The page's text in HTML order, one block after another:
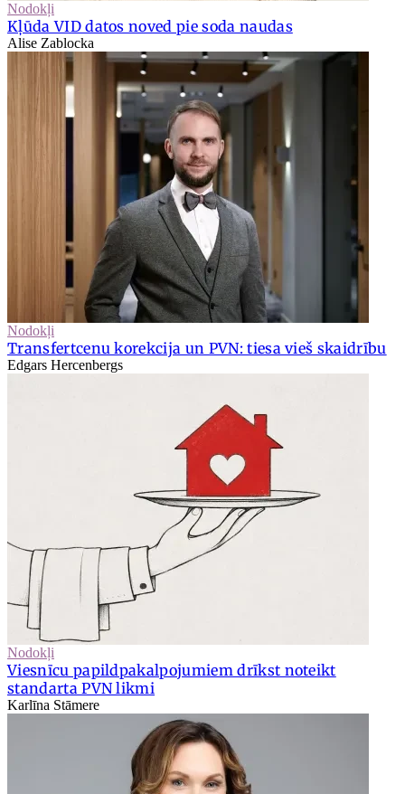
Nodokļi
Kļūda VID datos noved pie soda naudas
Alise Zablocka
Nodokļi
Transfertcenu korekcija un PVN: tiesa vieš skaidrību
Edgars Hercenbergs
Nodokļi
Viesnīcu papildpakalpojumiem drīkst noteikt
standarta PVN likmi
Karlīna Stāmere